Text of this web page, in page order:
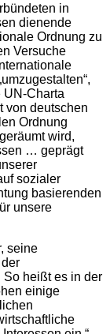
in
dienende
Ordnung zu
Versuche
UN-Charta
von deutschen
Ordnung
wird,
… geprägt
sozialer
basierenden
unsere
seine
So heißt es in der
einige